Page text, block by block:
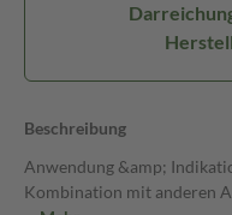
Beschreibung
Anwendung &amp;
Kombination mit anderen